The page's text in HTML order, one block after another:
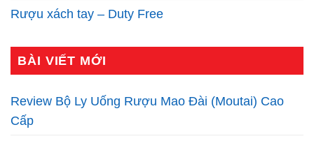
Rượu xách tay – Duty Free
BÀI VIẾT MỚI
Review Bộ Ly Uống Rượu Mao Đài (Moutai) Cao
Cấp